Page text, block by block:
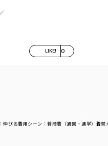
LIKE! 0
：伸びる着用シーン ：普段着（通園・通学） 着替